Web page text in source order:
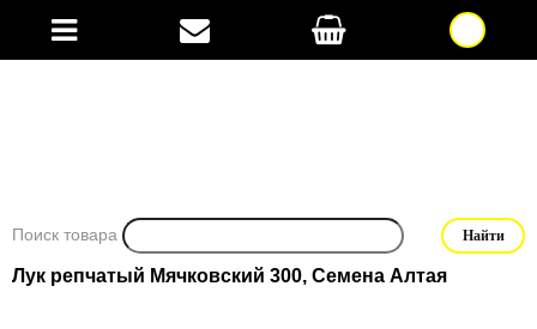
Поиск товара
Лук репчатый Мячковский 300, Семена Алтая